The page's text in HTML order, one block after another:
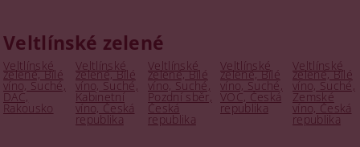
Veltlínské zelené
Veltlínské
zelené, Bílé
víno, Suché,
DAC,
Rakousko
Veltlínské
zelené, Bílé
víno, Suché,
Kabinetní
víno, Česká
republika
Veltlínské
zelené, Bílé
víno, Suché,
Pozdní sběr,
Česká
republika
Veltlínské
zelené, Bílé
víno, Suché,
VOC, Česká
republika
Veltlínské
zelené, Bílé
víno, Suché,
Zemské
víno, Česká
republika